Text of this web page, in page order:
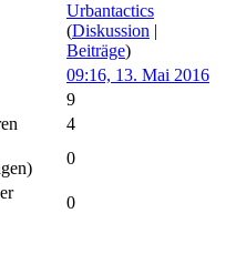
Urbantactics
(Diskussion
Beiträge)
09:16, 13. Mai 2016
9
4
0
0